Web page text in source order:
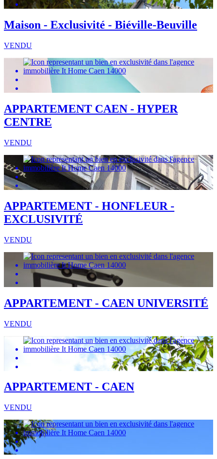
Maison - Exclusivité - Biéville-Beuville
VENDU
APPARTEMENT CAEN - HYPER
CENTRE
VENDU
APPARTEMENT - HONFLEUR -
EXCLUSIVITÉ
VENDU
APPARTEMENT - CAEN UNIVERSITÉ
VENDU
APPARTEMENT - CAEN
VENDU